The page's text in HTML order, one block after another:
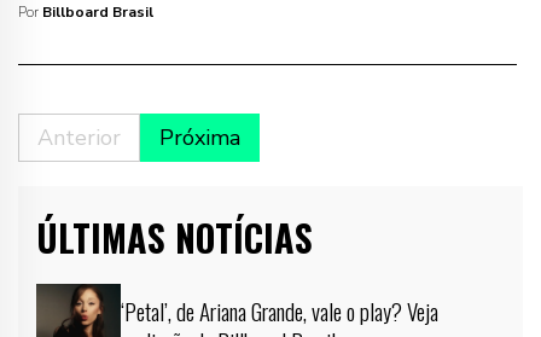
Por Billboard Brasil
Anterior Próxima
ÚLTIMAS NOTÍCIAS
‘Petal’, de Ariana Grande, vale o play? Veja